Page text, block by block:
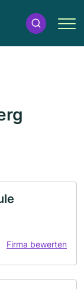
Firma bewerten